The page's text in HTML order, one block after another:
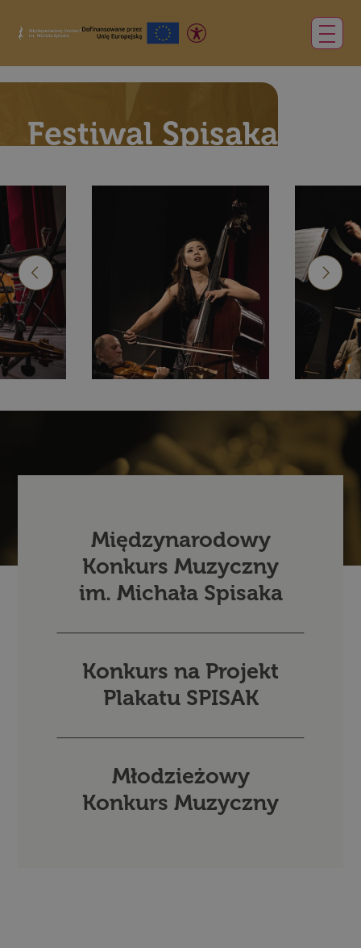
Festiwal Spisaka
Międzynarodowy
Konkurs Muzyczny
im. Michała Spisaka
Konkurs na Projekt
Plakatu SPISAK
Młodzieżowy
Konkurs Muzyczny